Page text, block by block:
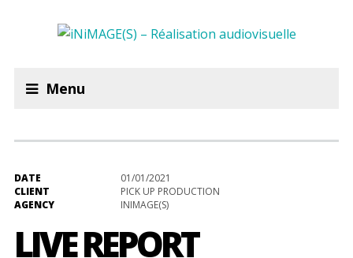
Menu
DATE
01/01/2021
CLIENT
PICK UP PRODUCTION
AGENCY
INIMAGE(S)
LIVE REPORT